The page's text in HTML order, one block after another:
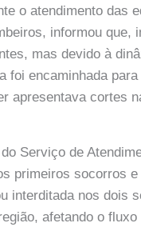
o atendimento das
informou que,
mas devido à
foi encaminhada
apresentava cortes
Serviço de
primeiros socorros
interditada nos dois
afetando o